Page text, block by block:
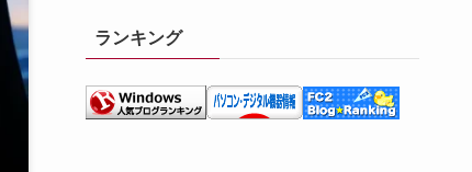
ランキング